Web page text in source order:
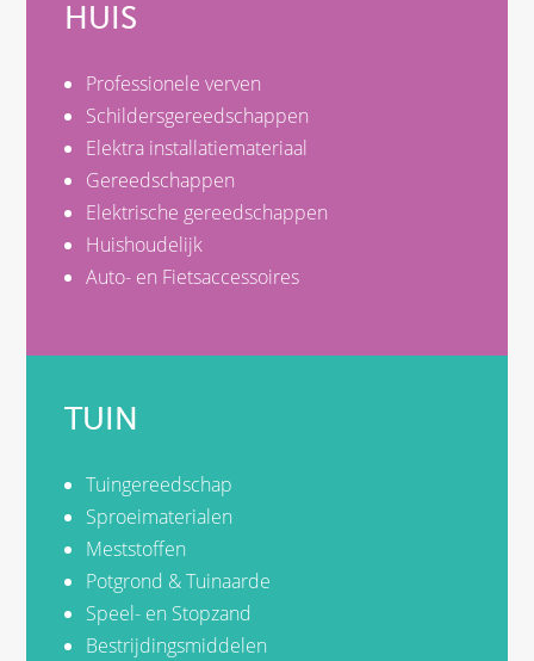
HUIS
Professionele verven
Schildersgereedschappen
Elektra installatiemateriaal
Gereedschappen
Elektrische gereedschappen
Huishoudelijk
Auto- en Fietsaccessoires
TUIN
Tuingereedschap
Sproeimaterialen
Meststoffen
Potgrond & Tuinaarde
Speel- en Stopzand
Bestrijdingsmiddelen